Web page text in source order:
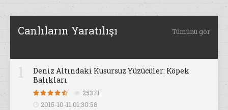
Canlıların Yaratılışı Tümünü gör
Deniz Altındaki Kusursuz Yüzücüler: Köpek
Balıkları
25371
2015-10-11 01:30:58